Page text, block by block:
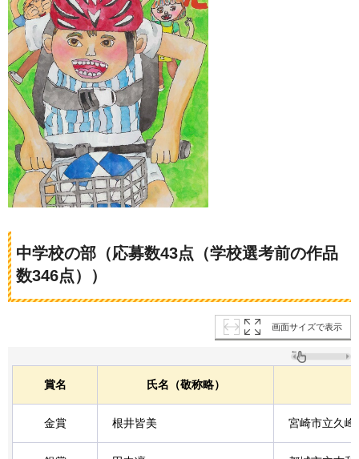
中学校の部（応募数43点（学校選考前の作品
数346点））
画面サイズで表示
賞名 氏名（敬称略）
金賞 根井皆美 宮崎市立久峰